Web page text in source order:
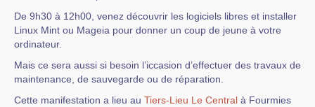
De 9h30 à 12h00, venez découvrir les logiciels libres et installer
Linux Mint ou Mageia pour donner un coup de jeune à votre
ordinateur.
Mais ce sera aussi si besoin l’iccasion d’effectuer des travaux de
maintenance, de sauvegarde ou de réparation.
Cette manifestation a lieu au Tiers-Lieu Le Central à Fourmies